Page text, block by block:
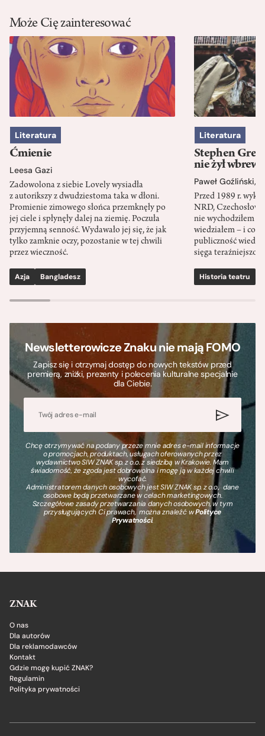
Może Cię zainteresować
Literatura
Ćmienie
Leesa Gazi
Zadowolona z siebie Lovely wysiadła
z autorikszy z dwudziestoma taka w dłoni.
Promienie zimowego słońca przemknęły po
jej ciele i spłynęły dalej na ziemię. Poczuła
przyjemną senność. Wydawało jej się, że jak
tylko zamknie oczy, pozostanie w tej chwili
przez wieczność.
Azja Bangladesz
Literatura
Stephen
nie żył wbrew
Paweł Goźliński,
Przed 1989 r.
NRD,
nie wychodziłem
wiedziałem – i co
publiczność
sięga
Historia teatru
Newsletterowicze Znaku nie mają FOMO
Zapisz się i otrzymaj dostęp do nowych tekstów przed
premierą, zniżki, prezenty i polecenia kulturalne specjalnie
dla Ciebie.
Chcę otrzymywać na podany przeze mnie adres e-mail informacje
o promocjach, produktach, usługach oferowanych przez
wydawnictwo SIW ZNAK sp. z o.o. z siedzibą w Krakowie. Mam
świadomość, że zgoda jest dobrowolna i mogę ją w każdej chwili
wycofać.
Administratorem danych osobowych jest SIW ZNAK sp. z o.o., dane
osobowe będą przetwarzane w celach marketingowych.
Szczegółowe zasady przetwarzania danych osobowych, w tym
przysługujących Ci prawach, można znaleźć wPolityce
Prywatności.
ZNAK
O nas
Dla autorów
Dla reklamodawców
Kontakt
Gdzie mogę kupić ZNAK?
Regulamin
Polityka prywatności